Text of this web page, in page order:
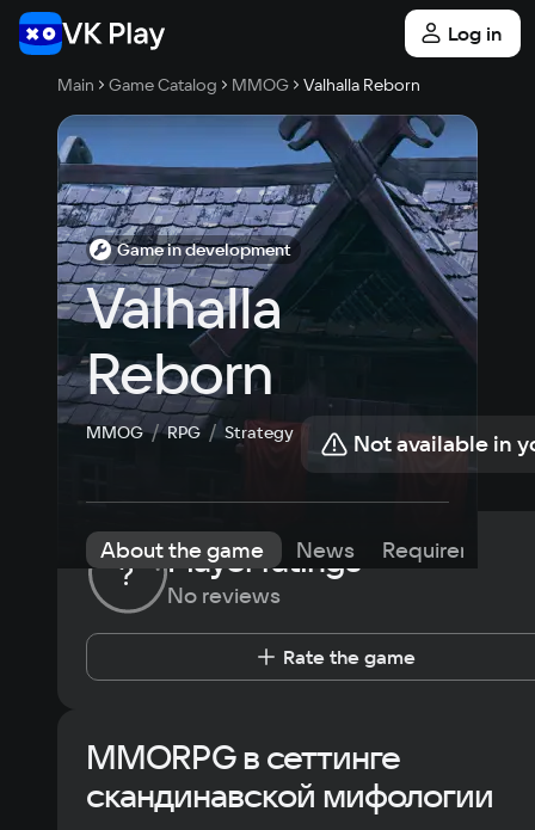
Log in
Main Game Catalog MMOG Valhalla Reborn
Game in development
Valhalla
Reborn
MMOG RPG Strategy Not available in
About the game News Requirements
? Player ratings
No reviews
Rate the game
MMORPG в сеттинге
скандинавской мифологии